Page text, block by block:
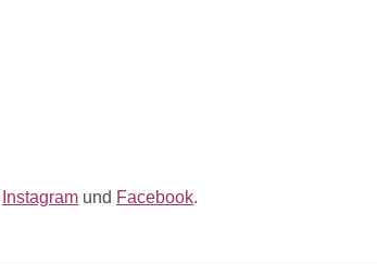
Instagram und Facebook.